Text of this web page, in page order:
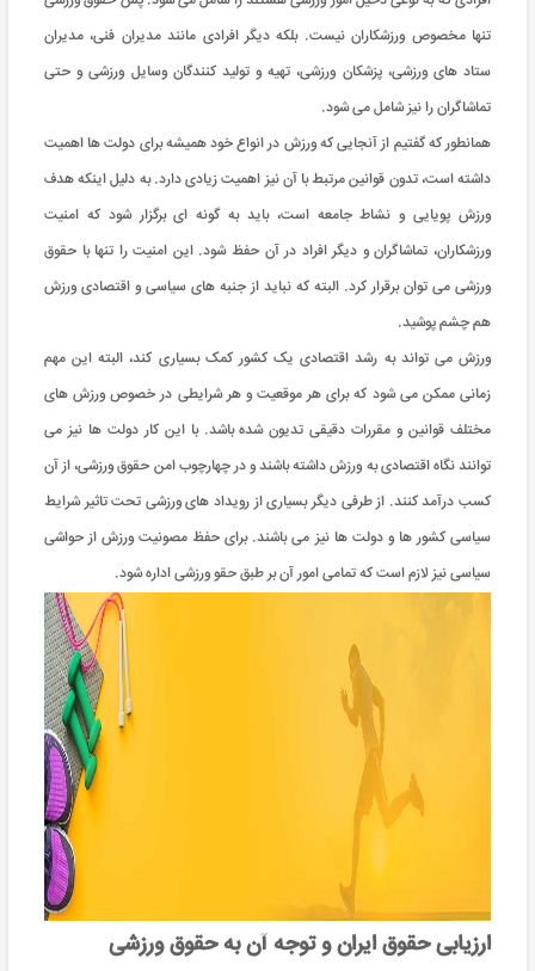
تنها مخصوص ورزشکاران نیست. بلکه دیگر افرادی مانند مدیران فنی، مدیران
ستاد های ورزشی، پزشکان ورزشی، تهیه و تولید کنندگان وسایل ورزشی و حتی
تماشاگران را نیز شامل می شود.
همانطور که گفتیم از آنجایی که ورزش در انواع خود همیشه برای دولت ها اهمیت
داشته است، تدون قوانین مرتبط با آن نیز اهمیت زیادی دارد. به دلیل اینکه هدف
ورزش پویایی و نشاط جامعه است، باید به گونه ای برگزار شود که امنیت
ورزشکاران، تماشاگران و دیگر افراد در آن حفظ شود. این امنیت را تنها با حقوق
ورزشی می توان برقرار کرد. البته که نباید از جنبه های سیاسی و اقتصادی ورزش
هم چشم پوشید.
ورزش می تواند به رشد اقتصادی یک کشور کمک بسیاری کند، البته این مهم
زمانی ممکن می شود که برای هر موقعیت و هر شرایطی در خصوص ورزش های
مختلف قوانین و مقررات دقیقی تدیون شده باشد. با این کار دولت ها نیز می
توانند نگاه اقتصادی به ورزش داشته باشند و در چهارچوب امن حقوق ورزشی، از آن
کسب درآمد کنند. از طرفی دیگر بسیاری از رویداد های ورزشی تحت تاثیر شرایط
سیاسی کشور ها و دولت ها نیز می باشند. برای حفظ مصونیت ورزش از حواشی
سیاسی نیز لازم است که تمامی امور آن بر طبق حقو ورزشی اداره شود.
ارزیابی حقوق ایران و توجه آن به حقوق ورزشی